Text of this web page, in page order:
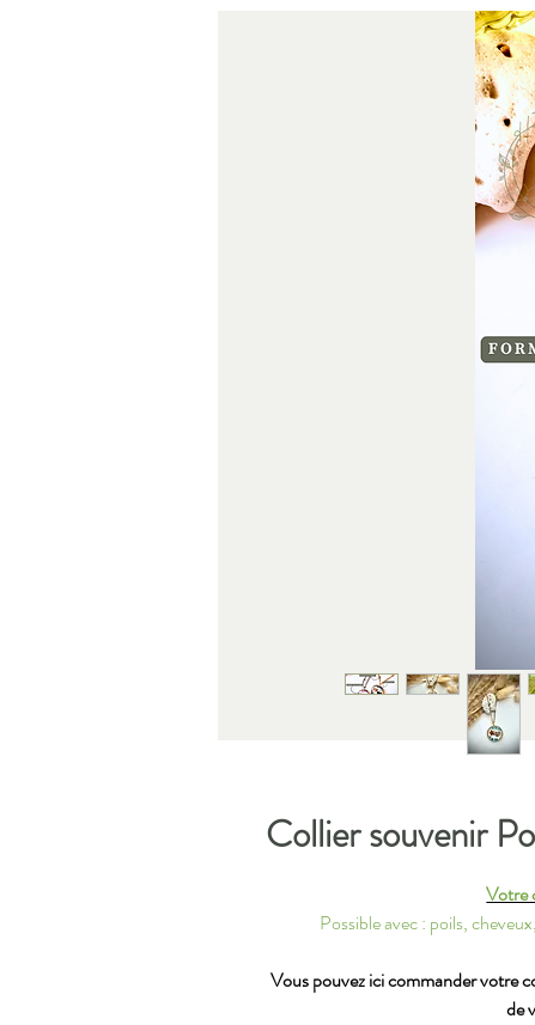
Collier souvenir
Votre
Possible avec : poils,
Vous pouvez ici commander votre
de